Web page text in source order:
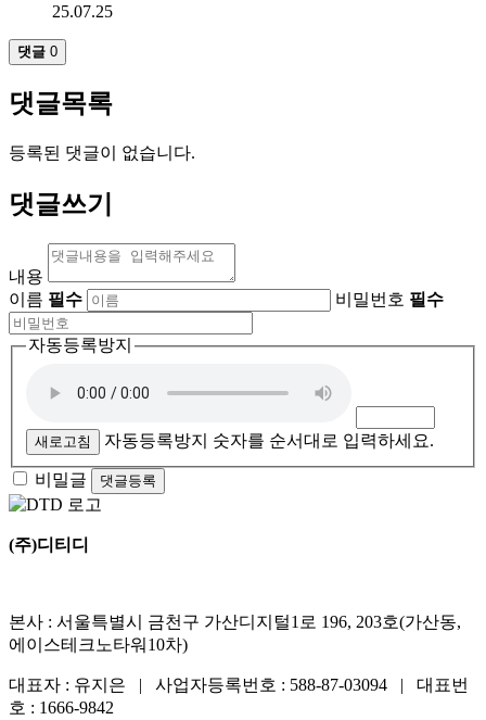
25.07.25
댓글 0
댓글목록
등록된 댓글이 없습니다.
댓글쓰기
내용
이름 필수 비밀번호 필수
자동등록방지
새로고침 자동등록방지 숫자를 순서대로 입력하세요.
비밀글 댓글등록
(주)디티디
본사 : 서울특별시 금천구 가산디지털1로 196, 203호(가산동,
에이스테크노타워10차)
대표자 : 유지은 | 사업자등록번호 : 588-87-03094 | 대표번
호 : 1666-9842